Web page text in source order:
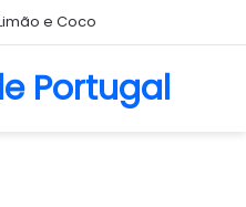
Portugal